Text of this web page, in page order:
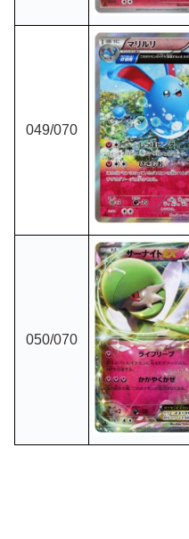
049/070
050/070